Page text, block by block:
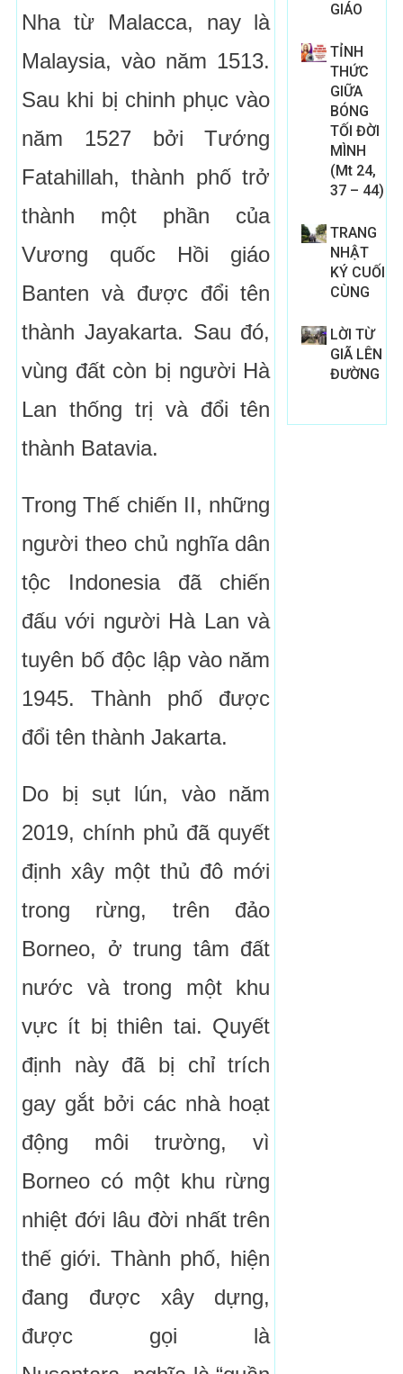
Nha từ Malacca, nay là
Malaysia, vào năm 1513.
Sau khi bị chinh phục vào
năm 1527 bởi Tướng
Fatahillah, thành phố trở
thành một phần của
Vương quốc Hồi giáo
Banten và được đổi tên
thành Jayakarta. Sau đó,
vùng đất còn bị người Hà
Lan thống trị và đổi tên
thành Batavia.
Trong Thế chiến II, những
người theo chủ nghĩa dân
tộc Indonesia đã chiến
đấu với người Hà Lan và
tuyên bố độc lập vào năm
1945. Thành phố được
đổi tên thành Jakarta.
Do bị sụt lún, vào năm
2019, chính phủ đã quyết
định xây một thủ đô mới
trong rừng, trên đảo
Borneo, ở trung tâm đất
nước và trong một khu
vực ít bị thiên tai. Quyết
định này đã bị chỉ trích
gay gắt bởi các nhà hoạt
động môi trường, vì
Borneo có một khu rừng
nhiệt đới lâu đời nhất trên
thế giới. Thành phố, hiện
đang được xây dựng,
được gọi là
GIÁO
TỈNH
THỨC
GIỮA
BÓNG
TỐI ĐỜI
MÌNH
(Mt 24,
37 – 44)
TRANG
NHẬT
KÝ CUỐI
CÙNG
LỜI TỪ
GIÃ LÊN
ĐƯỜNG